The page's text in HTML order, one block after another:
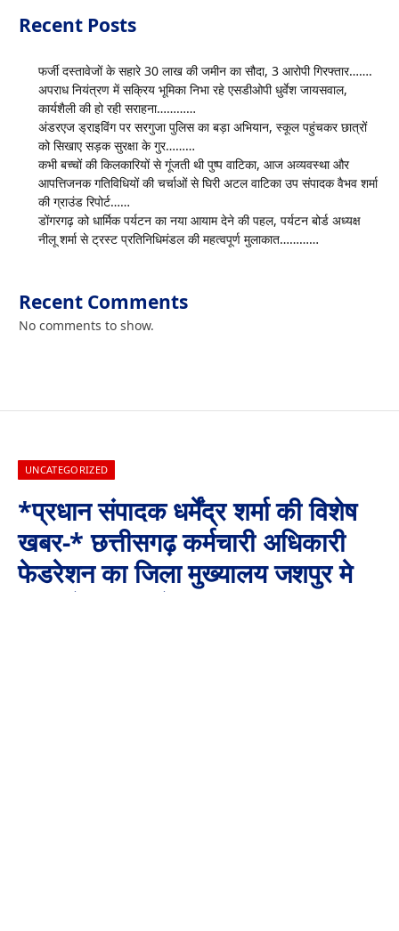
Recent Posts
फर्जी दस्तावेजों के सहारे 30 लाख की जमीन का सौदा, 3 आरोपी गिरफ्तार…….
अपराध नियंत्रण में सक्रिय भूमिका निभा रहे एसडीओपी धुर्वेश जायसवाल,
कार्यशैली की हो रही सराहना…………
अंडरएज ड्राइविंग पर सरगुजा पुलिस का बड़ा अभियान, स्कूल पहुंचकर छात्रों
को सिखाए सड़क सुरक्षा के गुर………
कभी बच्चों की किलकारियों से गूंजती थी पुष्प वाटिका, आज अव्यवस्था और
आपत्तिजनक गतिविधियों की चर्चाओं से घिरी अटल वाटिका उप संपादक वैभव शर्मा
की ग्राउंड रिपोर्ट……
डोंगरगढ़ को धार्मिक पर्यटन का नया आयाम देने की पहल, पर्यटन बोर्ड अध्यक्ष
नीलू शर्मा से ट्रस्ट प्रतिनिधिमंडल की महत्वपूर्ण मुलाकात…………
Recent Comments
No comments to show.
UNCATEGORIZED
*प्रधान संपादक धर्मेंद्र शर्मा की विशेष
खबर-* छत्तीसगढ़ कर्मचारी अधिकारी
फेडरेशन का जिला मुख्यालय जशपुर मे
काम बंद कलम बंद हड़ताल